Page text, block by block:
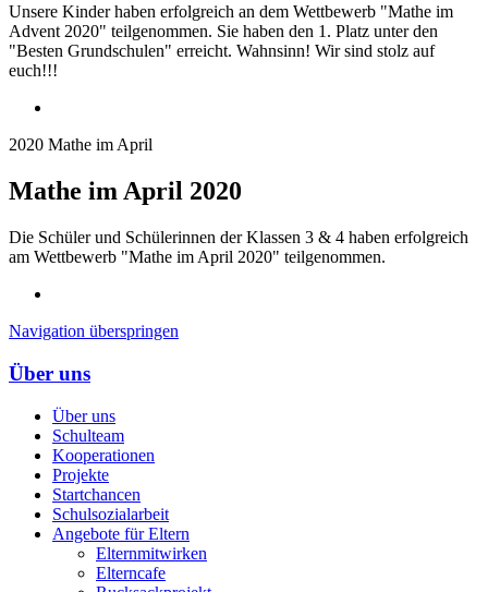
Unsere Kinder haben erfolgreich an dem Wettbewerb "Mathe im
Advent 2020" teilgenommen. Sie haben den 1. Platz unter den
"Besten Grundschulen" erreicht. Wahnsinn! Wir sind stolz auf
euch!!!
2020 Mathe im April
Mathe im April 2020
Die Schüler und Schülerinnen der Klassen 3 & 4 haben erfolgreich
am Wettbewerb "Mathe im April 2020" teilgenommen.
Navigation überspringen
Über uns
Über uns
Schulteam
Kooperationen
Projekte
Startchancen
Schulsozialarbeit
Angebote für Eltern
Elternmitwirken
Elterncafe